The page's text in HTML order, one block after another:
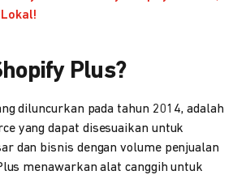
Plus?
diluncurkan pada tahun 2014, adalah
yang dapat disesuaikan untuk
dan bisnis dengan volume penjualan
menawarkan alat canggih untuk